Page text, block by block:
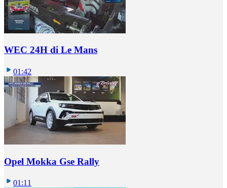
WEC 24H di Le Mans
01:42
Opel Mokka Gse Rally
01:11